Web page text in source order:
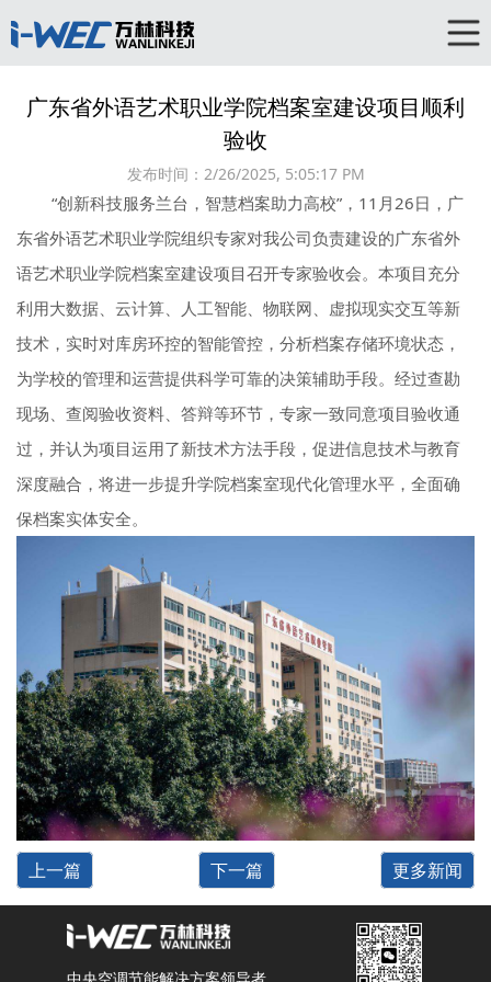
广东省外语艺术职业学院档案室建设项目顺利
验收
发布时间： 2/26/2025, 5:05:17 PM
“创新科技服务兰台，智慧档案助力高校”，11月26日，广
东省外语艺术职业学院组织专家对我公司负责建设的广东省外
语艺术职业学院档案室建设项目召开专家验收会。本项目充分
利用大数据、云计算、人工智能、物联网、虚拟现实交互等新
技术，实时对库房环控的智能管控，分析档案存储环境状态，
为学校的管理和运营提供科学可靠的决策辅助手段。经过查勘
现场、查阅验收资料、答辩等环节，专家一致同意项目验收通
过，并认为项目运用了新技术方法手段，促进信息技术与教育
深度融合，将进一步提升学院档案室现代化管理水平，全面确
保档案实体安全。
上一篇 下一篇 更多新闻